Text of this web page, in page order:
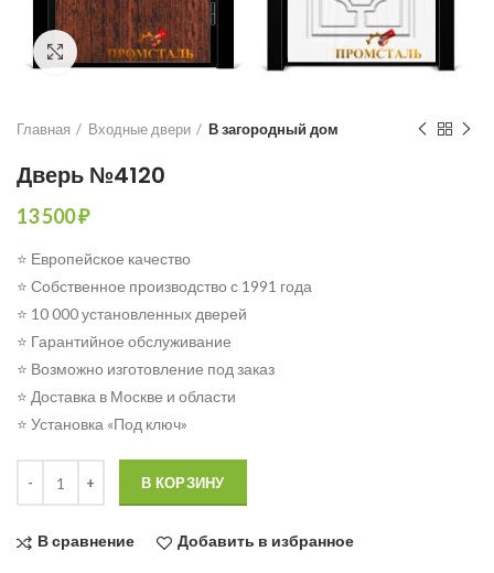
Click to enlarge
Главная Входные двери В загородный дом
Дверь №4120
13 500₽
⭐ Европейское качество
⭐ Собственное производство с 1991 года
⭐ 10 000 установленных дверей
⭐ Гарантийное обслуживание
⭐ Возможно изготовление под заказ
⭐ Доставка в Москве и области
⭐ Установка «Под ключ»
В КОРЗИНУ
В сравнение Добавить в избранное